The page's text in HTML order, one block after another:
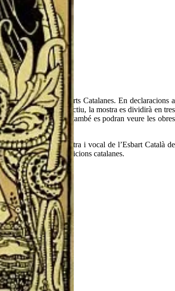
Gran Via de les Corts Catalanes. En declaracions a
Amb aquest objectiu, la mostra es dividirà en tres
àmbits temàtics, on també es podran veure les obres
l’exposició. La mestra i vocal de l’Esbart Català de
dels costums i tradicions catalanes.